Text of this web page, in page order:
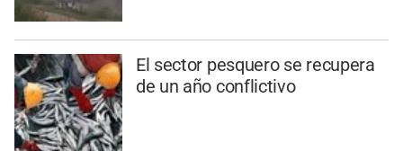
El sector pesquero se recupera
de un año conflictivo